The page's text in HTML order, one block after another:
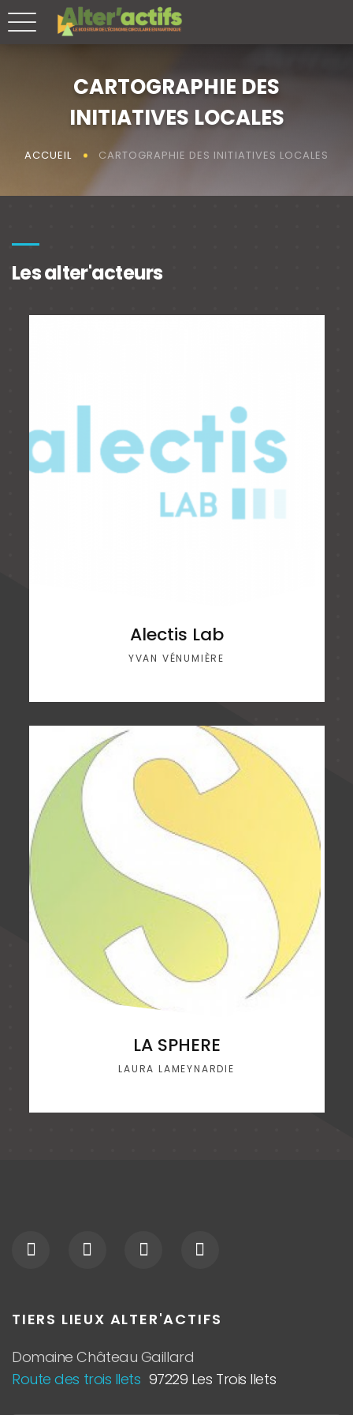
CARTOGRAPHIE DES
INITIATIVES LOCALES
ACCUEIL CARTOGRAPHIE DES INITIATIVES LOCALES
Les alter'acteurs
Alectis Lab
YVAN VÉNUMIÈRE
LA SPHERE
LAURA LAMEYNARDIE
TIERS LIEUX ALTER'ACTIFS
Domaine Château Gaillard
Route des trois Ilets 97229 Les Trois Ilets